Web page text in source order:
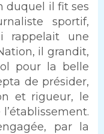
duquel il fit ses
sportif,
rappelait une
il grandit,
pour la belle
de présider,
et rigueur, le
par la